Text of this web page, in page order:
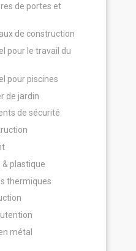
de portes et
de construction
pour le travail du
pour piscines
de jardin
de sécurité
plastique
thermiques
métal